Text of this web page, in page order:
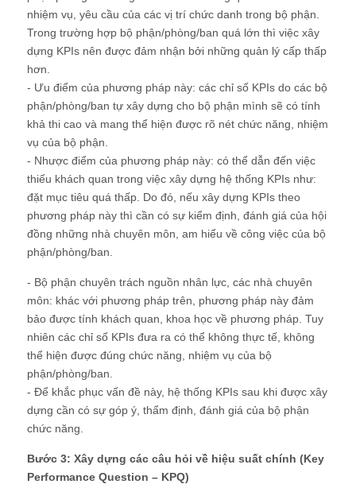
nhiệm vụ, yêu cầu của các vị trí chức danh trong bộ phận.
Trong trường hợp bộ phận/phòng/ban quá lớn thì việc xây
dựng KPIs nên được đảm nhận bởi những quản lý cấp thấp
hơn.
- Ưu điểm của phương pháp này: các chỉ số KPIs do các bộ
phận/phòng/ban tự xây dựng cho bộ phận mình sẽ có tính
khả thi cao và mang thể hiện được rõ nét chức năng, nhiệm
vụ của bộ phận.
- Nhược điểm của phương pháp này: có thể dẫn đến việc
thiếu khách quan trong việc xây dựng hệ thống KPIs như:
đặt mục tiêu quá thấp. Do đó, nếu xây dựng KPIs theo
phương pháp này thì cần có sự kiểm định, đánh giá của hội
đồng những nhà chuyên môn, am hiểu về công việc của bộ
phận/phòng/ban.
- Bộ phận chuyên trách nguồn nhân lực, các nhà chuyên
môn: khác với phương pháp trên, phương pháp này đảm
bảo được tính khách quan, khoa học về phương pháp. Tuy
nhiên các chỉ số KPIs đưa ra có thể không thực tế, không
thể hiện được đúng chức năng, nhiệm vụ của bộ
phận/phòng/ban.
- Để khắc phục vấn đề này, hệ thống KPIs sau khi được xây
dựng cần có sự góp ý, thẩm định, đánh giá của bộ phận
chức năng.
Bước 3: Xây dựng các câu hỏi về hiệu suất chính (Key
Performance Question – KPQ)